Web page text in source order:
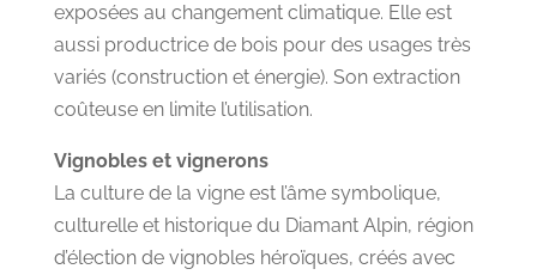
exposées au changement climatique. Elle est
aussi productrice de bois pour des usages très
variés (construction et énergie). Son extraction
coûteuse en limite l’utilisation.
Vignobles et vignerons
La culture de la vigne est l’âme symbolique,
culturelle et historique du Diamant Alpin, région
d’élection de vignobles héroïques, créés avec